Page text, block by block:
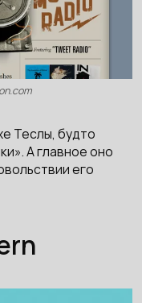
Теслы, будто
А главное оно
его